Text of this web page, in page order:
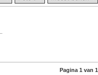
Pagina 1 van 1